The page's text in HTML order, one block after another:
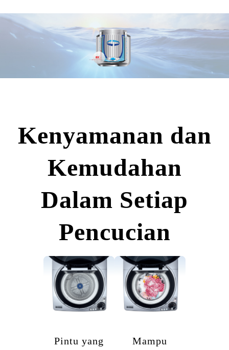
Kenyamanan dan
Kemudahan
Dalam Setiap
Pencucian
Pintu yang
Mampu